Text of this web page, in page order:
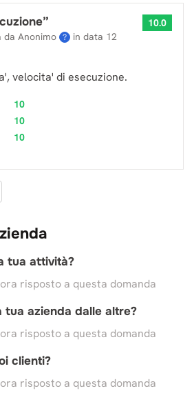
”
da Anonimo ? in data 12
10.0
velocita' di esecuzione.
10
10
10
tua attività?
risposto a questa domanda
tua azienda dalle altre?
risposto a questa domanda
clienti?
risposto a questa domanda